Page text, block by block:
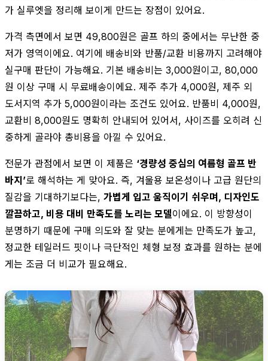
가 실루엣을 정리해 보이게 만드는 장점이 있어요.
가격 측면에서 보면 49,800원은 골프 하의 중에서는 무난한 중
저가 영역이에요. 여기에 배송비와 반품/교환 비용까지 고려해야
실구매 판단이 가능해요. 기본 배송비는 3,000원이고, 80,000
원 이상 구매 시 무료배송이에요. 제주 추가 4,000원, 제주 외
도서지역 추가 5,000원이라는 조건도 있어요. 반품비 4,000원,
교환비 8,000원도 명확히 안내되어 있어서, 사이즈를 오히려 신
중하게 골라야 총비용을 아낄 수 있어요.
전문가 관점에서 보면 이 제품은 ‘경량성 중심의 여름형 골프 반
바지’로 해석하는 게 맞아요. 즉, 겨울용 보온성이나 고급 원단의
질감을 기대하기보다는, 가볍게 입고 움직이기 쉬우며, 디자인도
깔끔하고, 비용 대비 만족도를 노리는 모델이에요. 이 방향성이
분명하기 때문에 구매 의도와 잘 맞는 분에게는 만족도가 높고,
정교한 테일러드 핏이나 극단적인 체형 보정 효과를 원하는 분에
게는 조금 더 비교가 필요해요.